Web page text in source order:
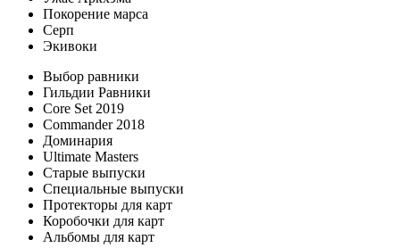
Покорение марса
Серп
Экивоки
Выбор равники
Гильдии Равники
Core Set 2019
Commander 2018
Доминария
Ultimate Masters
Старые выпуски
Специальные выпуски
Протекторы для карт
Коробочки для карт
Альбомы для карт